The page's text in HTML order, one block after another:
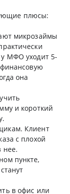
плюсы:
микрозаймы
МФО уходит 5-
она
и короткий
Клиент
с плохой
нее.
пункте,
в офис или